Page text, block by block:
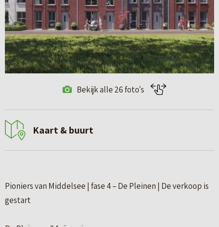
Bekijk alle 26 foto's
Kaart & buurt
Pioniers van Middelsee | fase 4 – De Pleinen | De verkoop is
gestart